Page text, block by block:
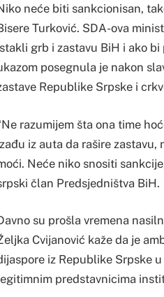
neće biti sankcionisan,
Turković. SDA-ova
grb i zastavu BiH i ako
posegnula je nakon
Republike Srpske i
razumijem šta ona time
iz auta da rašire zastavu,
Neće niko snositi
član Predsjedništva BiH.
su prošla vremena
Cvijanović kaže da je
iz Republike Srpske
predstavnicima